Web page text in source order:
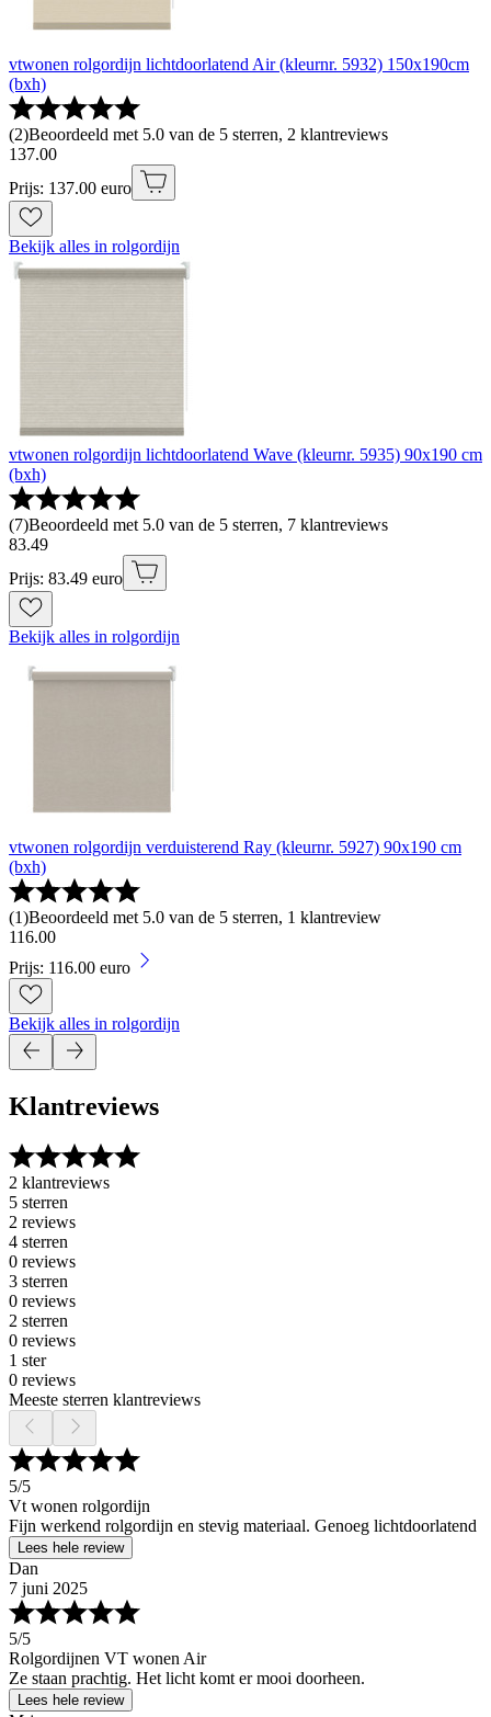
vtwonen rolgordijn lichtdoorlatend Air (kleurnr. 5932) 150x190cm
(bxh)
(2)Beoordeeld met 5.0 van de 5 sterren, 2 klantreviews
137.00
Prijs: 137.00 euro
Bekijk alles in rolgordijn
vtwonen rolgordijn lichtdoorlatend Wave (kleurnr. 5935) 90x190 cm
(bxh)
(7)Beoordeeld met 5.0 van de 5 sterren, 7 klantreviews
83.49
Prijs: 83.49 euro
Bekijk alles in rolgordijn
vtwonen rolgordijn verduisterend Ray (kleurnr. 5927) 90x190 cm
(bxh)
(1)Beoordeeld met 5.0 van de 5 sterren, 1 klantreview
116.00
Prijs: 116.00 euro
Bekijk alles in rolgordijn
Klantreviews
2 klantreviews
5 sterren
2 reviews
4 sterren
0 reviews
3 sterren
0 reviews
2 sterren
0 reviews
1 ster
0 reviews
Meeste sterren klantreviews
5/5
Vt wonen rolgordijn
Fijn werkend rolgordijn en stevig materiaal. Genoeg lichtdoorlatend
Lees hele review
Dan
7 juni 2025
5/5
Rolgordijnen VT wonen Air
Ze staan prachtig. Het licht komt er mooi doorheen.
Lees hele review